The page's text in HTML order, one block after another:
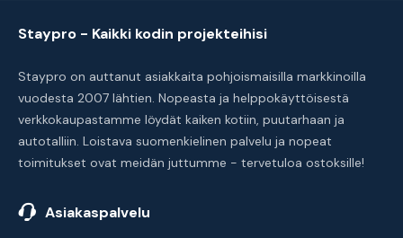
Staypro - Kaikki kodin projekteihisi
Staypro on auttanut asiakkaita pohjoismaisilla markkinoilla
vuodesta 2007 lähtien. Nopeasta ja helppokäyttöisestä
verkkokaupastamme löydät kaiken kotiin, puutarhaan ja
autotalliin. Loistava suomenkielinen palvelu ja nopeat
toimitukset ovat meidän juttumme - tervetuloa ostoksille!
Asiakaspalvelu